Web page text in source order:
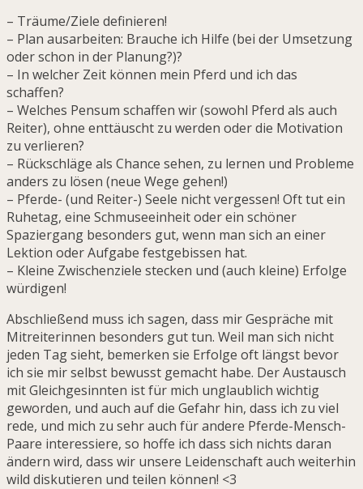
– Träume/Ziele definieren!
– Plan ausarbeiten: Brauche ich Hilfe (bei der Umsetzung
oder schon in der Planung?)?
– In welcher Zeit können mein Pferd und ich das
schaffen?
– Welches Pensum schaffen wir (sowohl Pferd als auch
Reiter), ohne enttäuscht zu werden oder die Motivation
zu verlieren?
– Rückschläge als Chance sehen, zu lernen und Probleme
anders zu lösen (neue Wege gehen!)
– Pferde- (und Reiter-) Seele nicht vergessen! Oft tut ein
Ruhetag, eine Schmuseeinheit oder ein schöner
Spaziergang besonders gut, wenn man sich an einer
Lektion oder Aufgabe festgebissen hat.
– Kleine Zwischenziele stecken und (auch kleine) Erfolge
würdigen!
Abschließend muss ich sagen, dass mir Gespräche mit
Mitreiterinnen besonders gut tun. Weil man sich nicht
jeden Tag sieht, bemerken sie Erfolge oft längst bevor
ich sie mir selbst bewusst gemacht habe. Der Austausch
mit Gleichgesinnten ist für mich unglaublich wichtig
geworden, und auch auf die Gefahr hin, dass ich zu viel
rede, und mich zu sehr auch für andere Pferde-Mensch-
Paare interessiere, so hoffe ich dass sich nichts daran
ändern wird, dass wir unsere Leidenschaft auch weiterhin
wild diskutieren und teilen können! <3